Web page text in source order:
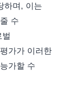
하며, 이는
수
가가 이러한
가할 수